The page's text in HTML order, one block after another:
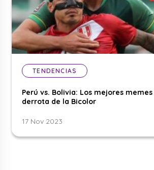
TENDENCIAS
Perú vs. Bolivia: Los mejores
derrota de la Bicolor
17 Nov 2023